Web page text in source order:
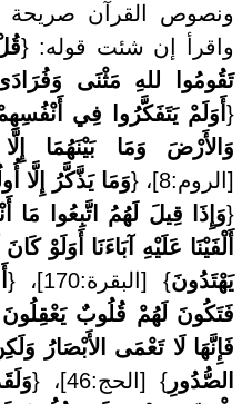
ونصوص القرآن صريحة
واقرأ إن شئت قوله: {
تَقُومُوا للهِ مَثْنَى
{ أَوَلَمْ يَتَفَكَّرُوا فِي
وَالأَرْضَ وَمَا بَيْنَهُمَا
[الروم:8]، {
وَمَا يَذَّكَّرُ إِلَّا
{وَإِذَا قِيلَ لَهُمُ اتَّبِعُوا مَا
أَلْفَيْنَا عَلَيْهِ آبَاءَنَا أَوَلَوْ
يَهْتَدُونَ} [البقرة:170]، {
فَتَكُونَ لَهُمْ قُلُوبٌ
فَإِنَّهَا لَا تَعْمَى الأَبْصَارُ
الصُّدُورِ } [الحج:46]، {